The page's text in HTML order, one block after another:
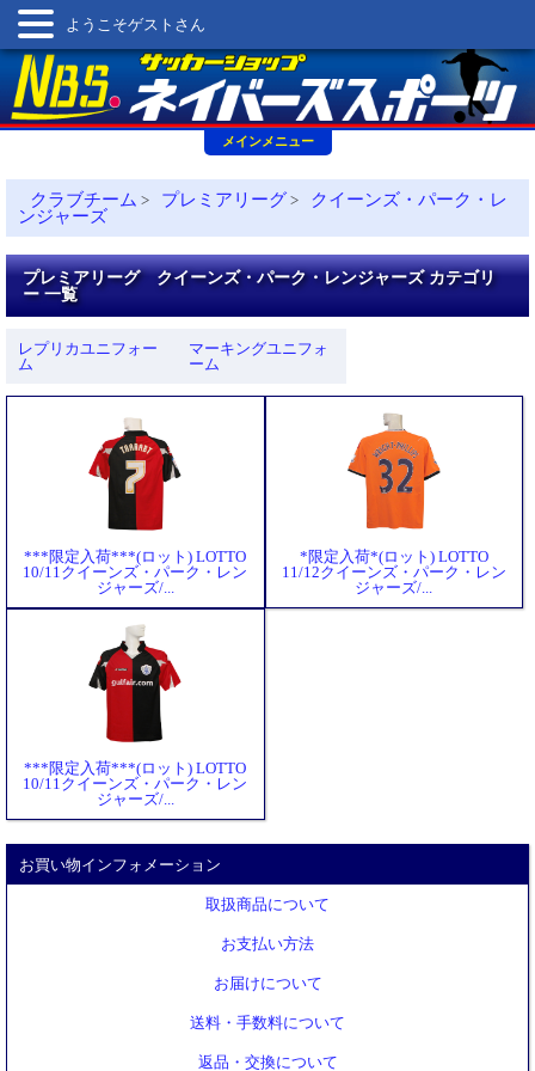
メインメニュー
ようこそゲストさん
クラブチーム > プレミアリーグ >
クイーンズ・パーク・レ
ンジャーズ
プレミアリーグ クイーンズ・パーク・レンジャーズ カテゴリ
ー 一覧
レプリカユニフォー
ム
マーキングユニフォ
ーム
***限定入荷***(ロット) LOTTO
10/11クイーンズ・パーク・レン
ジャーズ/...
*限定入荷*(ロット) LOTTO
11/12クイーンズ・パーク・レン
ジャーズ/...
***限定入荷***(ロット) LOTTO
10/11クイーンズ・パーク・レン
ジャーズ/...
お買い物インフォメーション
取扱商品について
お支払い方法
お届けについて
送料・手数料について
返品・交換について